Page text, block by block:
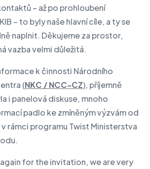
– až po prohloubení
– to byly naše hlavní cíle, a ty se
naplnit. Děkujeme za prostor,
vazba velmi důležitá.
k činnosti Národního
(NKC / NCC-CZ), příjemně
i panelová diskuse, mnoho
padlo ke zmíněným výzvám od
rámci programu Twist Ministerstva
for the invitation, we are very